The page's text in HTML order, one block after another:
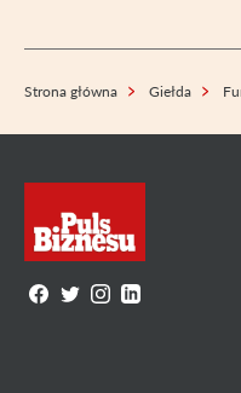
Strona główna Giełda